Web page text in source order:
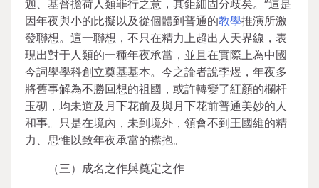
迦、基督擔荷人類罪行之意，其鉅細固分歧矣。”這是
因年夜與小的比擬以及從個體到普通的教學推演所激
發聯想。這一聯想，不只在精力上超出人天界線，表
現出對于人類的一種年夜承當，並且在實際上為中國
今詞學學科創立奠基基本。今之論者說李煜，年夜多
將舊事解為不勝回想的祖國，或許轉變了紅顏的欄杆
玉砌，均未道及月下花前及與月下花前普通美妙的人
和事。只是在境內，未到境外，領會不到王國維的精
力、思惟以致年夜承當的襟抱。
（三）成名之作與奠定之作